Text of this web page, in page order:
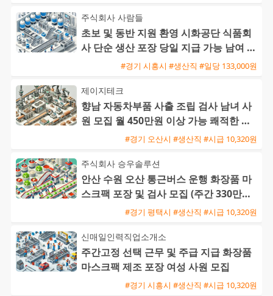
주식회사 사람들
초보 및 동반 지원 환영 시화공단 식품회
사 단순 생산 포장 당일 지급 가능 남여 사
#경기 시흥시 #생산직 #일당 133,000원
제이지테크
향남 자동차부품 사출 조립 검사 남녀 사
원 모집 월 450만원 이상 가능 쾌적한 환
경 기숙사 제공#경기 오산시 #생산직 #시급 10,320원
주식회사 승우솔루션
안산 수원 오산 통근버스 운행 화장품 마
스크팩 포장 및 검사 모집 (주간 330만원 /
야간 390만원)#경기 평택시 #생산직 #시급 10,320원
신매일인력직업소개소
주간고정 선택 근무 및 주급 지급 화장품
마스크팩 제조 포장 여성 사원 모집
#경기 시흥시 #생산직 #시급 10,320원